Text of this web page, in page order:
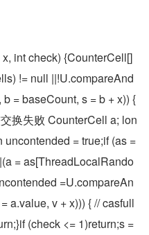
int check) {CounterCell[]
!= null ||!U.compareAnd
= baseCount, s = b + x)) {
换失败 CounterCell a; lon
= true;if (as =
= as[ThreadLocalRando
=U.compareAn
a.value, v + x))) { // casfull
(check <= 1)return;s =